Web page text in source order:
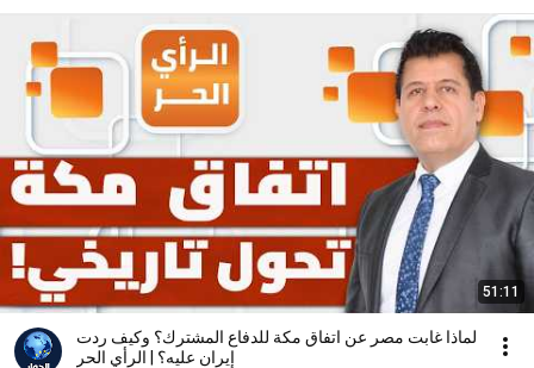
51:11
لماذا غابت مصر عن اتفاق مكة للدفاع المشترك؟ وكيف ردت
إيران عليه؟ | الرأي الحر